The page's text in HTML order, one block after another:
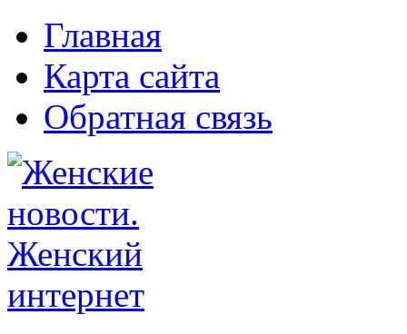
Главная
Карта сайта
Обратная связь